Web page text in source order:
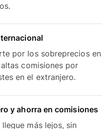
por los sobreprecios en
comisiones por
en el extranjero.
y ahorra en comisiones
más lejos, sin